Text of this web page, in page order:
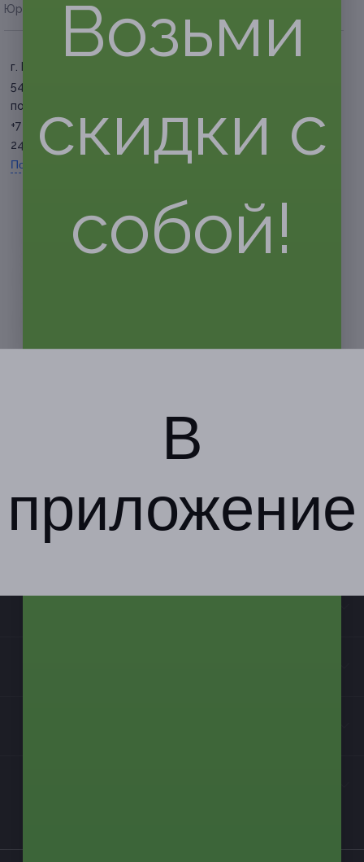
Юридическая информация о партнёре
г. Барнаул, пр-т Ленина, д.
54В
по записи
+7 (3852) 53-23-71, +7 (913)
247-31-22
Показать номер телефона
Компания
Возьми
скидки с
собой!
В
приложение